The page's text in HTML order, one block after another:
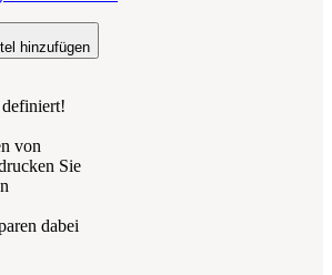
hinzufügen
von
Sie
dabei